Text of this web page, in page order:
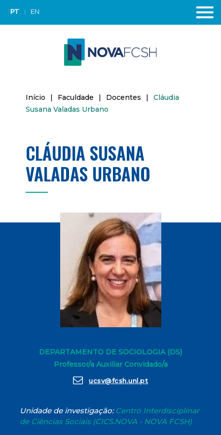
PT EN
Início | Faculdade | Docentes |
Cláudia
Susana Valadas Urbano
CLÁUDIA SUSANA
VALADAS URBANO
DEPARTAMENTO DE SOCIOLOGIA (DS)
Professor/a Auxiliar Convidado/a
ucsv@fcsh.unl.pt
Unidade de investigação: Centro Interdisciplinar
de Ciências Sociais (CICS.NOVA - NOVA FCSH)